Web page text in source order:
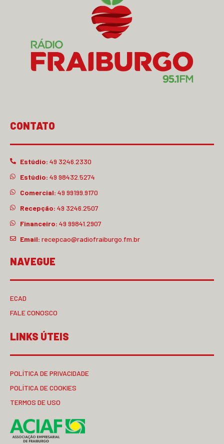
CONTATO
Estúdio: 49 3246.2330
Estúdio: 49 98432.5274
Comercial: 49 99199.9170
Recepção: 49 3246.2507
Financeiro: 49 99841.2907
Email: recepcao@radiofraiburgo.fm.br
NAVEGUE
ECAD
FALE CONOSCO
LINKS ÚTEIS
POLÍTICA DE PRIVACIDADE
POLÍTICA DE COOKIES
TERMOS DE USO